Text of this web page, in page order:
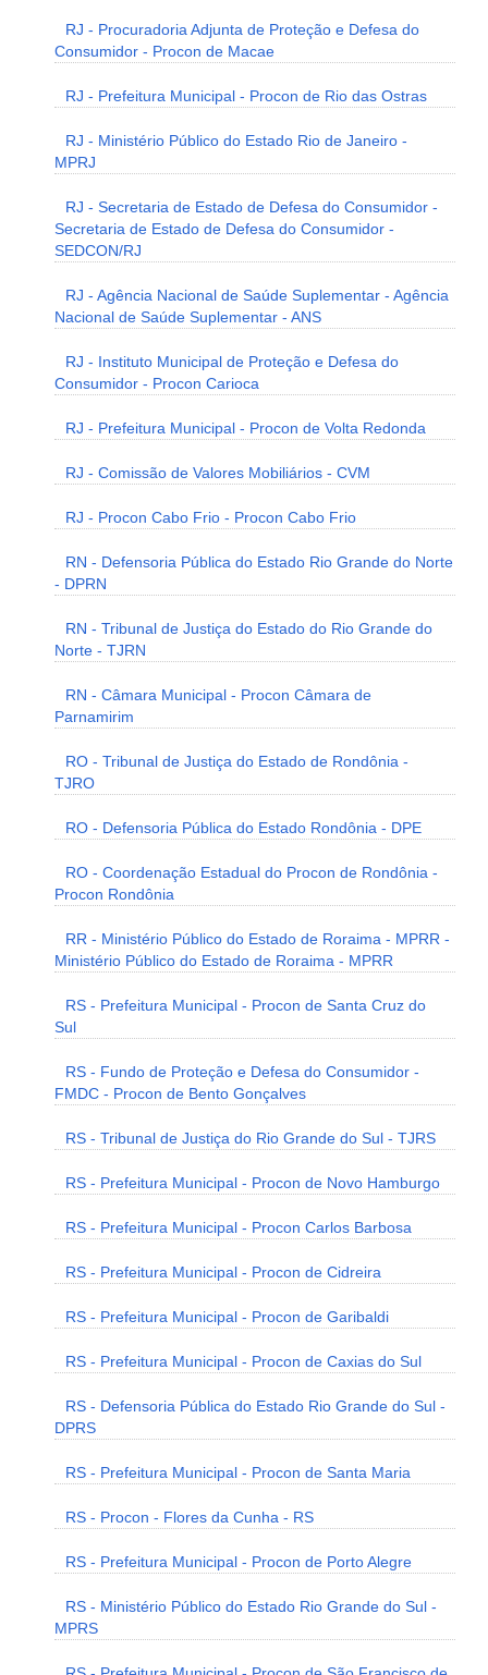
RJ - Procuradoria Adjunta de Proteção e Defesa do
Consumidor - Procon de Macae
RJ - Prefeitura Municipal - Procon de Rio das Ostras
RJ - Ministério Público do Estado Rio de Janeiro -
MPRJ
RJ - Secretaria de Estado de Defesa do Consumidor -
Secretaria de Estado de Defesa do Consumidor -
SEDCON/RJ
RJ - Agência Nacional de Saúde Suplementar - Agência
Nacional de Saúde Suplementar - ANS
RJ - Instituto Municipal de Proteção e Defesa do
Consumidor - Procon Carioca
RJ - Prefeitura Municipal - Procon de Volta Redonda
RJ - Comissão de Valores Mobiliários - CVM
RJ - Procon Cabo Frio - Procon Cabo Frio
RN - Defensoria Pública do Estado Rio Grande do Norte
- DPRN
RN - Tribunal de Justiça do Estado do Rio Grande do
Norte - TJRN
RN - Câmara Municipal - Procon Câmara de
Parnamirim
RO - Tribunal de Justiça do Estado de Rondônia -
TJRO
RO - Defensoria Pública do Estado Rondônia - DPE
RO - Coordenação Estadual do Procon de Rondônia -
Procon Rondônia
RR - Ministério Público do Estado de Roraima - MPRR -
Ministério Público do Estado de Roraima - MPRR
RS - Prefeitura Municipal - Procon de Santa Cruz do
Sul
RS - Fundo de Proteção e Defesa do Consumidor -
FMDC - Procon de Bento Gonçalves
RS - Tribunal de Justiça do Rio Grande do Sul - TJRS
RS - Prefeitura Municipal - Procon de Novo Hamburgo
RS - Prefeitura Municipal - Procon Carlos Barbosa
RS - Prefeitura Municipal - Procon de Cidreira
RS - Prefeitura Municipal - Procon de Garibaldi
RS - Prefeitura Municipal - Procon de Caxias do Sul
RS - Defensoria Pública do Estado Rio Grande do Sul -
DPRS
RS - Prefeitura Municipal - Procon de Santa Maria
RS - Procon - Flores da Cunha - RS
RS - Prefeitura Municipal - Procon de Porto Alegre
RS - Ministério Público do Estado Rio Grande do Sul -
MPRS